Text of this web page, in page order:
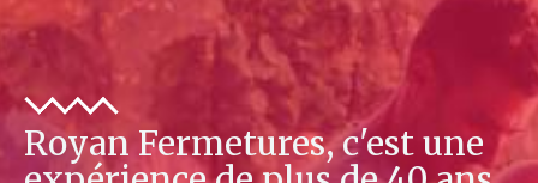
Royan Fermetures, c'est une